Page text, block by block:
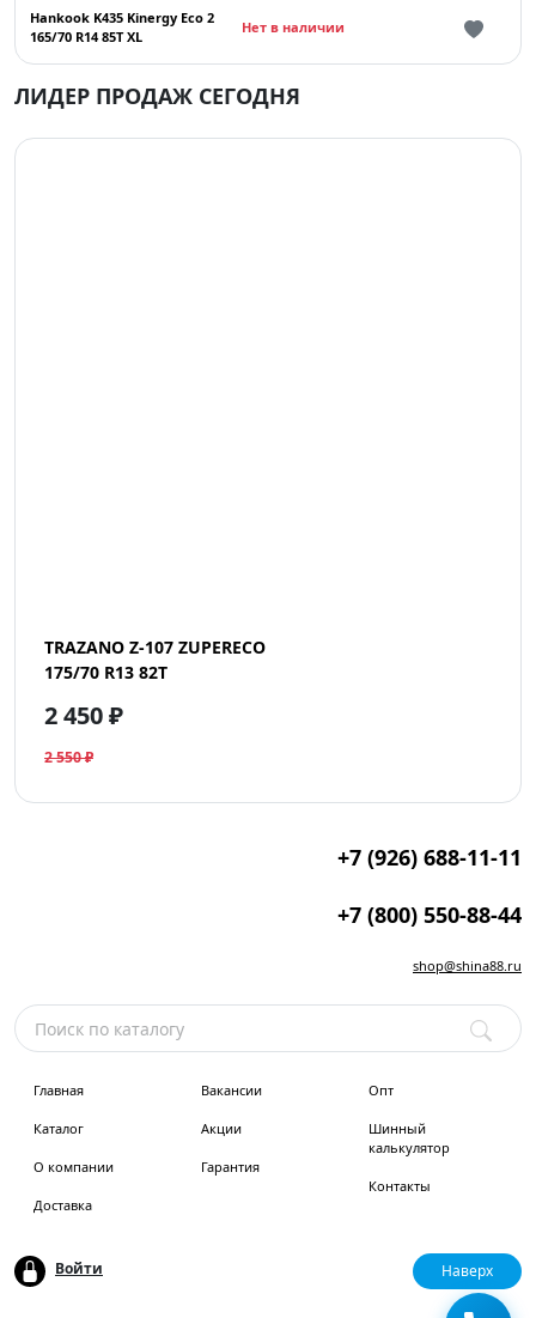
Hankook K435 Kinergy Eco 2
165/70 R14 85T XL
Нет в наличии
ЛИДЕР ПРОДАЖ СЕГОДНЯ
TRAZANO Z-107 ZUPERECO
175/70 R13 82T
2 450 ₽
2 550 ₽
+7 (926) 688-11-11
+7 (800) 550-88-44
shop@shina88.ru
Главная
Каталог
О компании
Доставка
Вакансии
Акции
Гарантия
Опт
Шинный
калькулятор
Контакты
Войти Наверх